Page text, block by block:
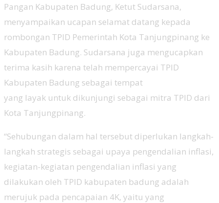
Pangan Kabupaten Badung, Ketut Sudarsana,
menyampaikan ucapan selamat datang kepada
rombongan TPID Pemerintah Kota Tanjungpinang ke
Kabupaten Badung. Sudarsana juga mengucapkan
terima kasih karena telah mempercayai TPID
Kabupaten Badung sebagai tempat
yang layak untuk dikunjungi sebagai mitra TPID dari
Kota Tanjungpinang.
“Sehubungan dalam hal tersebut diperlukan langkah-
langkah strategis sebagai upaya pengendalian inflasi,
kegiatan-kegiatan pengendalian inflasi yang
dilakukan oleh TPID kabupaten badung adalah
merujuk pada pencapaian 4K, yaitu yang